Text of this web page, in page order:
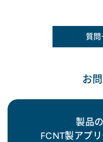
質問
お
製品
FCNT製アプ